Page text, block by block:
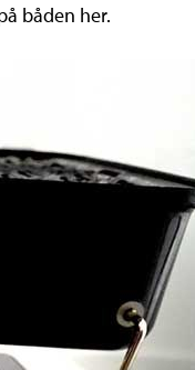
båden her.